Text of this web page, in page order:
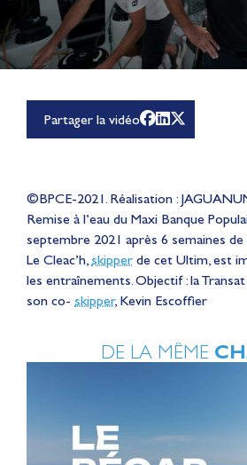
Partager la vidéo
©BPCE-2021. Réalisation :
Remise à l’eau du Maxi Banque
septembre 2021 après 6 semaines
Le Cleac’h, skipper de cet Ultim, est
les entraînements. Objectif : la Transat
son co- skipper, Kevin Escoffier
DE LA MÊME